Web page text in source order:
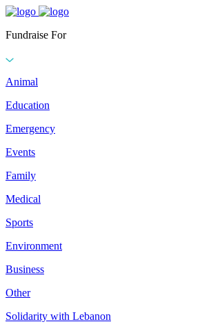
Fundraise For
Animal
Education
Emergency
Events
Family
Medical
Sports
Environment
Business
Other
Solidarity with Lebanon